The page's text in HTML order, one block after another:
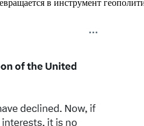
в инструмент